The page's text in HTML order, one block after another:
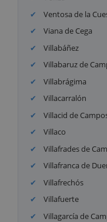
Ventosa de la
Viana de Cega
Villabáñez
Villabaruz de
Villabrágima
Villacarralón
Villacid de
Villaco
Villafrades de
Villafranca de
Villafrechós
Villafuerte
Villagarcía de